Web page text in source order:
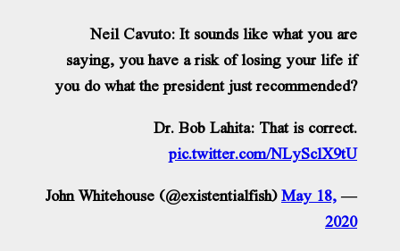
Neil Cavuto: It sounds like what you are
saying, you have a risk of losing your life if
you do what the president just recommended?
Dr. Bob Lahita: That is correct.
pic.twitter.com/NLySclX9tU
— John Whitehouse (@existentialfish)
May 18,
2020